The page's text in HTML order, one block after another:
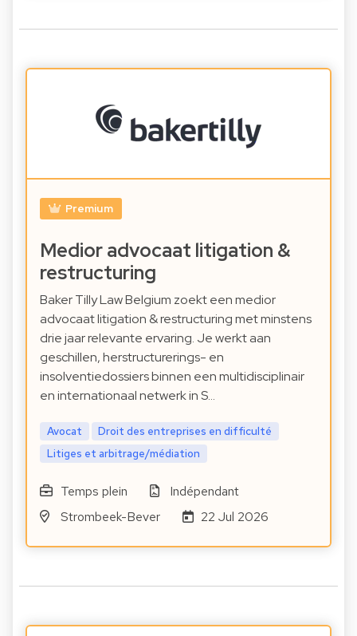
Premium
Medior advocaat litigation &
restructuring
Baker Tilly Law Belgium zoekt een medior
advocaat litigation & restructuring met minstens
drie jaar relevante ervaring. Je werkt aan
geschillen, herstructurerings- en
insolventiedossiers binnen een multidisciplinair
en internationaal netwerk in S…
Avocat
Droit des entreprises en difficulté
Litiges et arbitrage/médiation
Temps plein
Indépendant
Strombeek-Bever
22 Jul 2026